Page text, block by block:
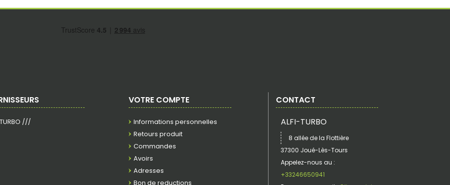
///
VOTRE COMPTE
Informations personnelles
Retours produit
Commandes
Avoirs
Adresses
Bon de reductions
CONTACT
ALFI-TURBO
8 allée de la Flottière
37300 Joué-Lès-Tours
Appelez-nous au :
+33246650941